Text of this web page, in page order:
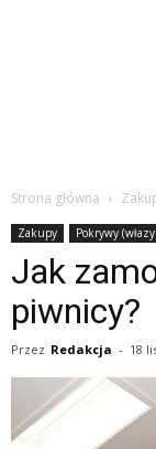
Strona główna
Zakupy Pokrywy
Jak
piwnicy?
Przez Redakcja - 18